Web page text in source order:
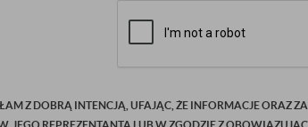
Z DOBRĄ INTENCJĄ, UFAJĄC, ŻE INFORMACJE ORAZ